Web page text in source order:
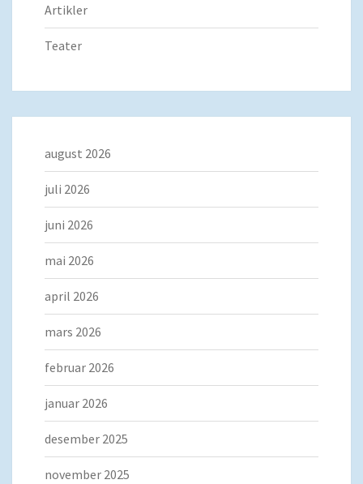
Artikler
Teater
august 2026
juli 2026
juni 2026
mai 2026
april 2026
mars 2026
februar 2026
januar 2026
desember 2025
november 2025